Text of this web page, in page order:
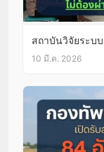
สถาบันวิจัยระบ
10 มี.ค. 2026